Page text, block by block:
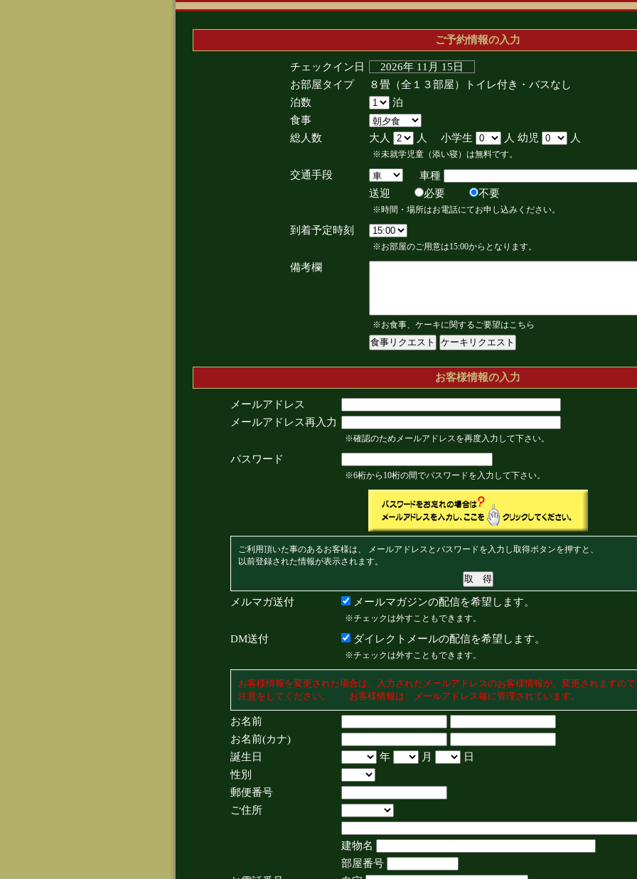
ご予約情報の入力
チェックイン日
2026年 11月 15日
お部屋タイプ
８畳（全１３部屋）トイレ付き・バスなし
泊数
泊
食事
総人数
大人 人 小学生 人 幼児 人
※未就学児童（添い寝）は無料です。
交通手段
車種
送迎
必要 不要
※時間・場所はお電話にてお申し込みください。
到着予定時刻
※お部屋のご用意は15:00からとなります。
備考欄
※お食事、ケーキに関するご要望はこちら
お客様情報の入力
メールアドレス
メールアドレス再入力
※確認のためメールアドレスを再度入力して下さい。
パスワード
※6桁から10桁の間でパスワードを入力して下さい。
ご利用頂いた事のあるお客様は、 メールアドレスとパスワードを入力し取得ボタンを押すと、
以前登録された情報が表示されます。
メルマガ送付 メールマガジンの配信を希望します。
※チェックは外すこともできます。
DM送付 ダイレクトメールの配信を希望します。
※チェックは外すこともできます。
お客様情報を変更された場合は、入力されたメールアドレスのお客様情報が、変更されますので
注意をしてください。 お客様情報は、メールアドレス毎に管理されています。
お名前
お名前(カナ)
誕生日
年 月
日
性別
郵便番号
ご住所
建物名
部屋番号